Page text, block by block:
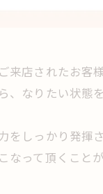
来店されたお客
、なりたい状態
をしっかり発揮
なって頂くことが